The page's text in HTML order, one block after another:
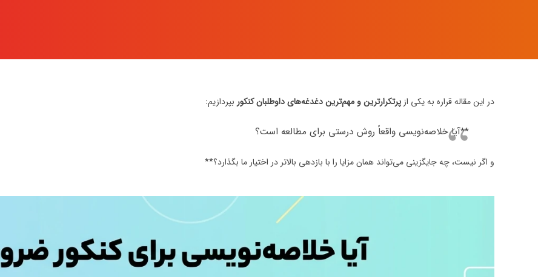
در این مقاله قراره به یکی از پرتکرارترین و مهم‌ترین دغدغه‌های داوطلبان کنکور بپردازیم:
**آیا خلاصه‌نویسی واقعاً روش درستی برای مطالعه است؟
و اگر نیست، چه جایگزینی می‌تواند همان مزایا را با بازدهی بالاتر در اختیار ما بگذارد؟**